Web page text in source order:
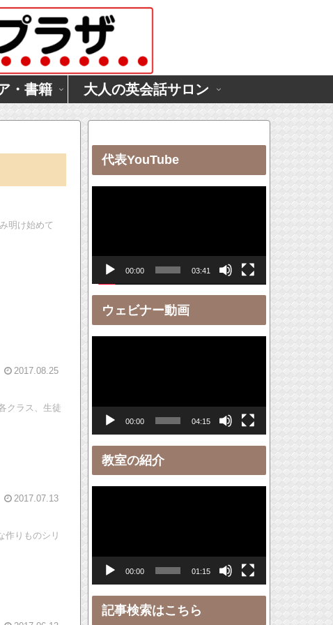
・書籍 大人の英会話サロン
明け始めて
2017.08.25
クラス、生徒
2017.07.13
作りものシリ
代表YouTube
レ
ヤ
00:00 03:41
ウェビナー動画
レ
ヤ
ー
00:00 04:15
教室の紹介
レ
ヤ
ー
00:00 01:15
記事検索はこちら